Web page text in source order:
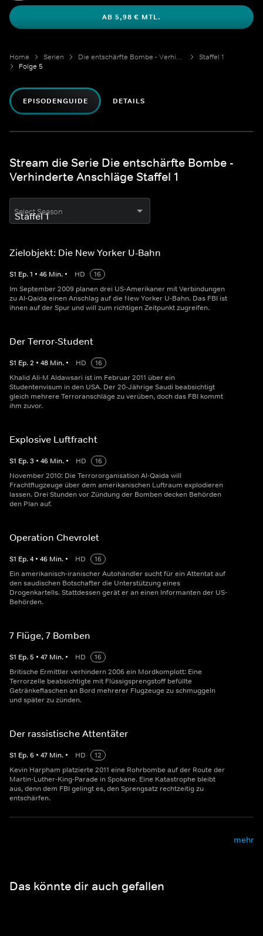
AB 5,98 € MTL.
Home Serien Die entschärfte Bombe - Verhinderte Anschläge
Staffel 1
Folge 5
EPISODENGUIDE DETAILS
Stream die Serie Die entschärfte Bombe -
Verhinderte Anschläge Staffel 1
Select Season
Zielobjekt: Die New Yorker U-Bahn
S1 Ep.1 • 46 Min. • HD
16
Im September 2009 planen drei US-Amerikaner mit Verbindungen
zu Al-Qaida einen Anschlag auf die New Yorker U-Bahn. Das FBI ist
ihnen auf der Spur und will zum richtigen Zeitpunkt zugreifen.
Der Terror-Student
S1 Ep.2 • 48 Min. • HD
16
Khalid Ali-M Aldawsari ist im Februar 2011 über ein
Studentenvisum in den USA. Der 20-Jährige Saudi beabsichtigt
gleich mehrere Terroranschläge zu verüben, doch das FBI kommt
ihm zuvor.
Explosive Luftfracht
S1 Ep.3 • 46 Min. • HD
16
November 2010: Die Terrororganisation Al-Qaida will
Frachtflugzeuge über dem amerikanischen Luftraum explodieren
lassen. Drei Stunden vor Zündung der Bomben decken Behörden
den Plan auf.
Operation Chevrolet
S1 Ep.4 • 46 Min. • HD
16
Ein amerikanisch-iranischer Autohändler sucht für ein Attentat auf
den saudischen Botschafter die Unterstützung eines
Drogenkartells. Stattdessen gerät er an einen Informanten der US-
Behörden.
7 Flüge, 7 Bomben
S1 Ep.5 • 47 Min. • HD
16
Britische Ermittler verhindern 2006 ein Mordkomplott: Eine
Terrorzelle beabsichtigte mit Flüssigsprengstoff befüllte
Getränkeflaschen an Bord mehrerer Flugzeuge zu schmuggeln
und später zu zünden.
Der rassistische Attentäter
S1 Ep.6 • 47 Min. • HD
12
Kevin Harpham platzierte 2011 eine Rohrbombe auf der Route der
Martin-Luther-King-Parade in Spokane. Eine Katastrophe bleibt
aus, denn dem FBI gelingt es, den Sprengsatz rechtzeitig zu
entschärfen.
mehr
Das könnte dir auch gefallen